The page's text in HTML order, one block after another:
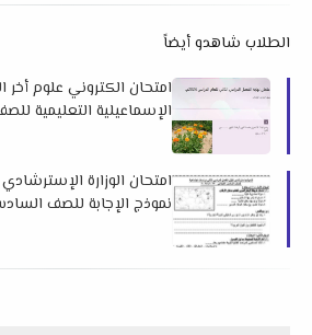
الطلاب شاهدو أيضاً
امتحان الكتروني علوم أخر
الإسماعيلية التعليمية
امتحان الوزارة
نموذج الإجابة للصف